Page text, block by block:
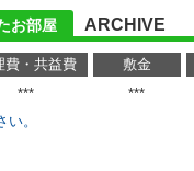
お部屋 ARCHIVE
費・共益費 敷金
*** ***
。